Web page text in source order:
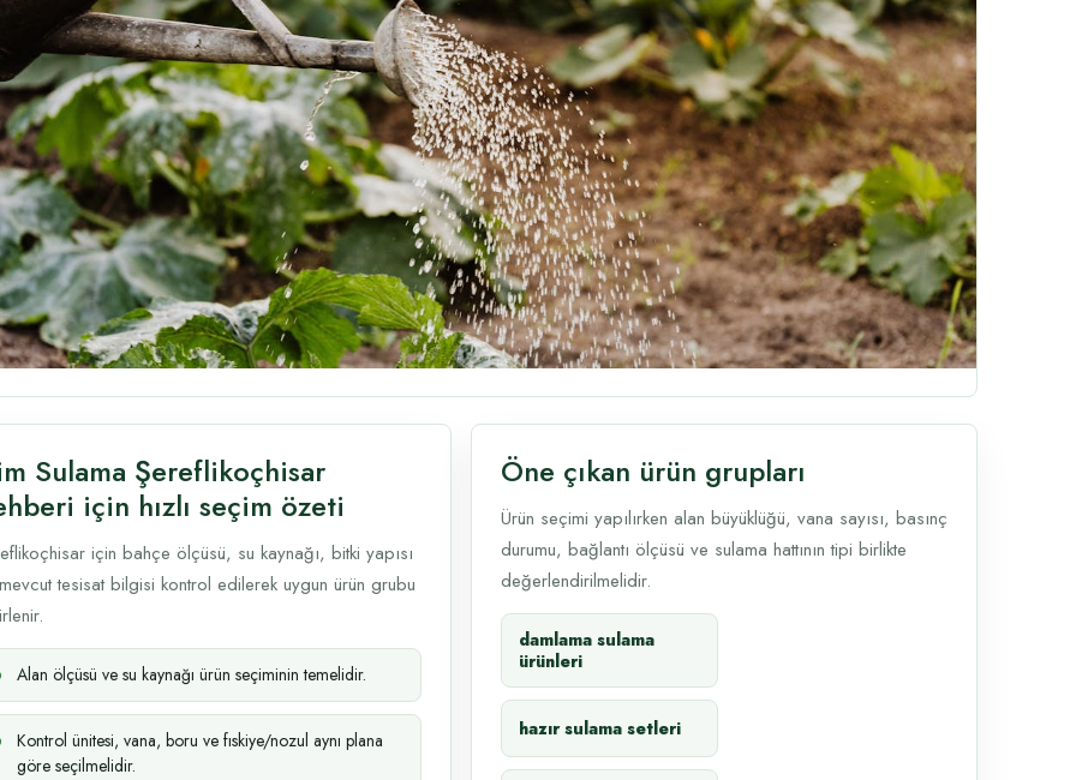
Sulama Şereflikoçhisar
için hızlı seçim özeti
için bahçe ölçüsü, su kaynağı, bitki yapısı
tesisat bilgisi kontrol edilerek uygun ürün grubu
Alan ölçüsü ve su kaynağı ürün seçiminin temelidir.
Kontrol ünitesi, vana, boru ve fıskiye/nozul aynı plana
göre seçilmelidir.
Öne çıkan ürün grupları
Ürün seçimi yapılırken alan büyüklüğü, vana sayısı, basınç
durumu, bağlantı ölçüsü ve sulama hattının tipi birlikte
değerlendirilmelidir.
damlama sulama
ürünleri
hazır sulama setleri